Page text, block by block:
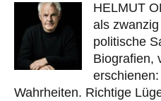
HELMUT
als
politische
Biografien,
Wahrheiten. Richtige